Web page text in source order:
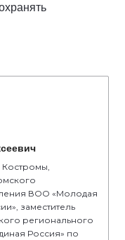
ВОО «Молодая
заместитель
регионального
Россия» по